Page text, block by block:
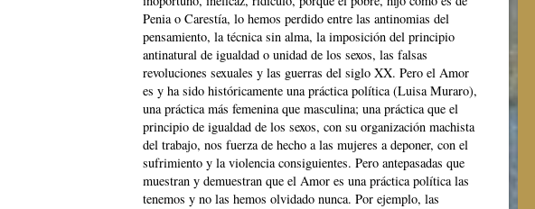
Penia o Carestía, lo hemos perdido entre las antinomias del
pensamiento, la técnica sin alma, la imposición del principio
antinatural de igualdad o unidad de los sexos, las falsas
revoluciones sexuales y las guerras del siglo XX. Pero el Amor
es y ha sido históricamente una práctica política (Luisa Muraro),
una práctica más femenina que masculina; una práctica que el
principio de igualdad de los sexos, con su organización machista
del trabajo, nos fuerza de hecho a las mujeres a deponer, con el
sufrimiento y la violencia consiguientes. Pero antepasadas que
muestran y demuestran que el Amor es una práctica política las
tenemos y no las hemos olvidado nunca. Por ejemplo, las